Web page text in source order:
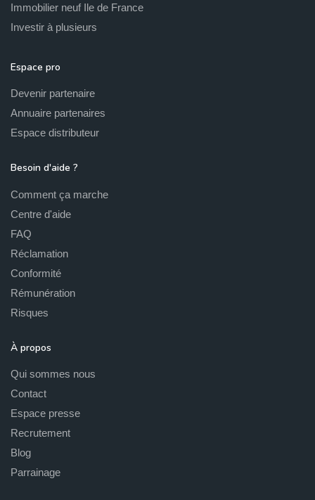
Immobilier neuf Ile de France
Investir à plusieurs
Espace pro
Devenir partenaire
Annuaire partenaires
Espace distributeur
Besoin d'aide ?
Comment ça marche
Centre d'aide
FAQ
Réclamation
Conformité
Rémunération
Risques
À propos
Qui sommes nous
Contact
Espace presse
Recrutement
Blog
Parrainage